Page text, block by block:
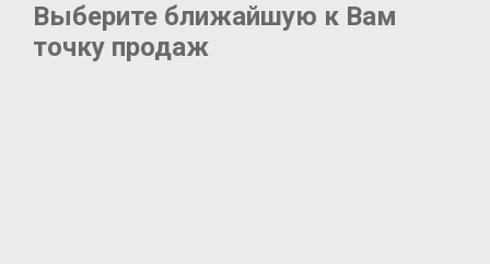
Выберите ближайшую к Вам
точку продаж